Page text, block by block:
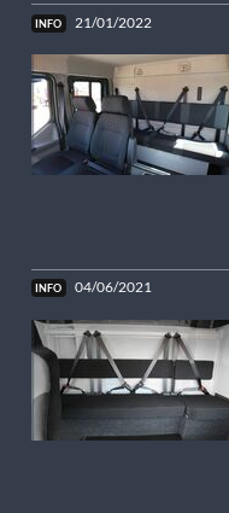
21/01/2022
04/06/2021